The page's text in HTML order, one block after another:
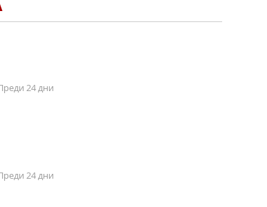
24 дни
24 дни